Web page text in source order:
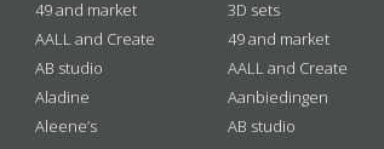
49 and market
AALL and Create
AB studio
Aladine
Aleene’s
3D sets
49 and market
AALL and Create
Aanbiedingen
AB studio